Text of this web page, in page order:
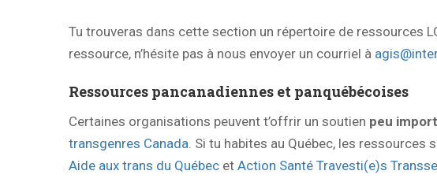
Tu trouveras dans cette section un répertoire de ressources
ressource, n’hésite pas à nous envoyer un courriel à
Ressources pancanadiennes et panquébécoises
Certaines organisations peuvent t’offrir un soutien peu
transgenres Canada. Si tu habites au Québec, les
Aide aux trans du Québec et Action Santé Travesti(e)s